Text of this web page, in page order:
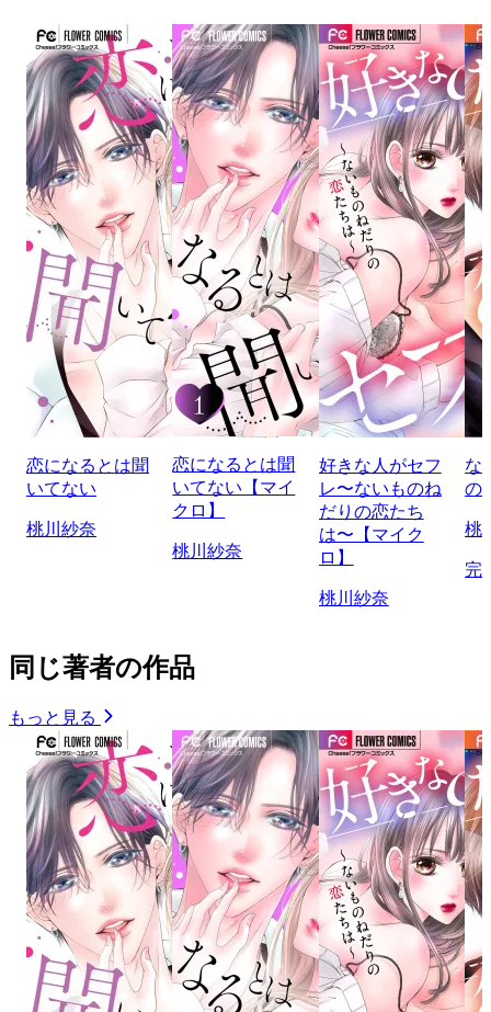
恋になるとは聞
いてない
桃川紗奈
恋になるとは聞
いてない【マイ
クロ】
桃川紗奈
好きな人がセフ
レ〜ないものね
だりの恋たち
は〜【マイク
ロ】
桃川紗奈
な
の
桃
完
同じ著者の作品
もっと見る